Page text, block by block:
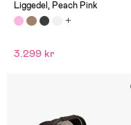
Liggedel, Peach Pink
3.299 kr